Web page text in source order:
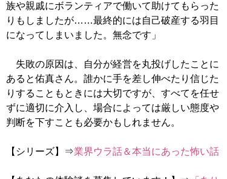
族や親戚にボランティアで働いて助けてもらった
りもしましたが……最終的には自己破産する羽目
になってしまいました。無念です」
失敗の原因は、自分が経営を丸投げしたことに
あると佑真さん。誰かに手を差し伸べたり信じた
りすることもときには大切ですが、すべてを任せ
ずに適切に介入し、場合によっては厳しい態度や
判断を下すことも必要かもしれません。
【シリーズ】⇒業界ウラ話＆本当にあった怖い話